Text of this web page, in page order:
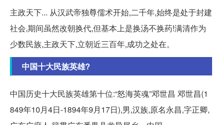
主政天下... 从汉武帝独尊儒术开始,二千年,始终是处于封建
社会,期间虽然改朝换代,但基本上是换汤不换药!满清作为
少数民族,主政天下,立朝近三百年,成功之处在。
中国十大民族英雄?
中国历史十大民族英雄第十位:“怒海英魂”邓世昌 邓世昌(1
849年10月4日-1894年9月17日),男,汉族,原名永昌,字正卿,